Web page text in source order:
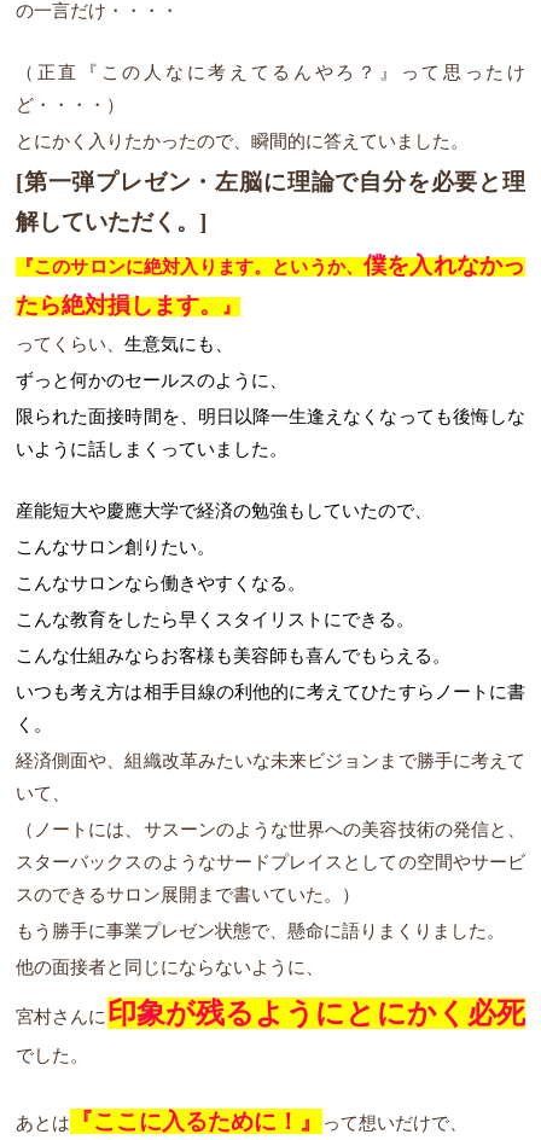
の一言だけ・・・・
（正直『この人なに考えてるんやろ？』って思ったけ
ど・・・・）
とにかく入りたかったので、瞬間的に答えていました。
[第一弾プレゼン・左脳に理論で自分を必要と理
解していただく。]
『このサロンに絶対入ります。というか、僕を入れなかっ
たら絶対損します。 』
ってくらい、 生意気にも、
ずっと何かのセールスのように、
限られた面接時間を、明日以降一生逢えなくなっても後悔しな
いように話しまくっていました。
産能短大や慶應大学で経済の勉強もしていたので、
こんなサロン創りたい。
こんなサロンなら働きやすくなる。
こんな教育をしたら早くスタイリストにできる。
こんな仕組みならお客様も美容師も喜んでもらえる。
いつも考え方は相手目線の利他的に考えてひたすらノートに書
く。
経済側面や、組織改革みたいな未来ビジョンまで勝手に考えて
いて、
（ノートには、サスーンのような世界への美容技術の発信と、
スターバックスのようなサードプレイスとしての空間やサービ
スのできるサロン展開まで書いていた。）
もう勝手に事業プレゼン状態で、懸命に語りまくりました。
他の面接者と同じにならないように、
宮村さんに 印象が残るようにとにかく必死
でした。
あとは 『ここに入るために！』
って想いだけで、